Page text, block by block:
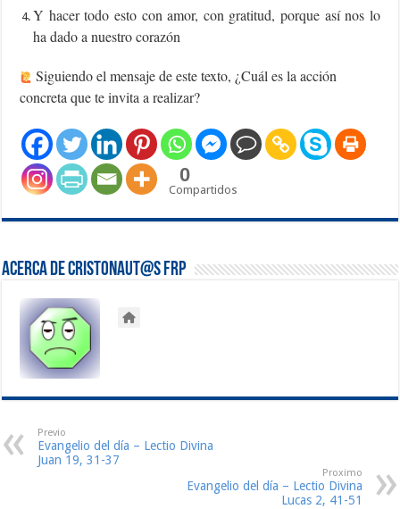
Y hacer todo esto con amor, con gratitud, porque así nos lo
ha dado a nuestro corazón
Siguiendo el mensaje de este texto, ¿Cuál es la acción
concreta que te invita a realizar?
0
Compartidos
Acerca de Cristonaut@s FRP
Previo
Evangelio del día – Lectio Divina
Juan 19, 31-37
Proximo
Evangelio del día – Lectio Divina
Lucas 2, 41-51